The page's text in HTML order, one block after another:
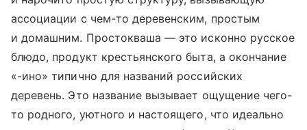
ассоциации с чем-то деревенским, простым
и домашним. Простокваша — это исконно русское
блюдо, продукт крестьянского быта, а окончание
«-ино» типично для названий российских
деревень. Это название вызывает ощущение чего-
то родного, уютного и настоящего, что идеально